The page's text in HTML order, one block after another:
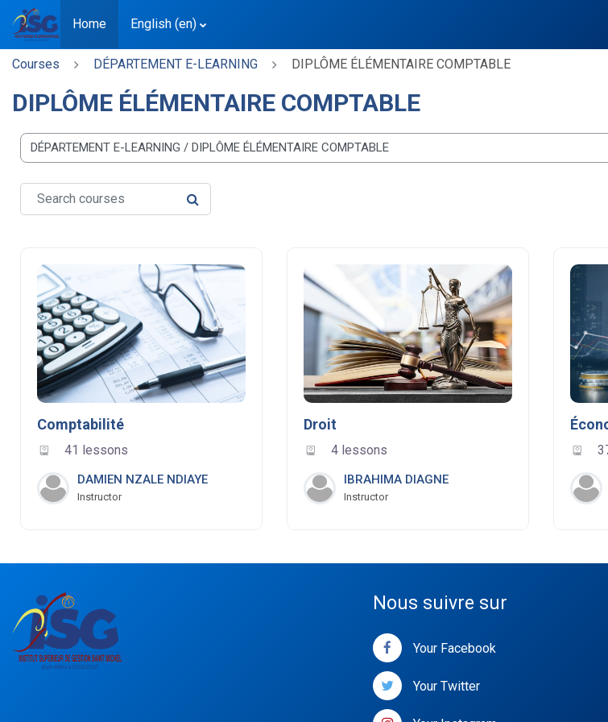
Skip to main content
Home English ‎(en)‎
Courses DÉPARTEMENT E-LEARNING DIPLÔME ÉLÉMENTAIRE COMPTABLE
DIPLÔME ÉLÉMENTAIRE COMPTABLE
categories
Search courses
SEARCH COURSES
Comptabilité
41 lessons
DAMIEN NZALE NDIAYE
Instructor
Droit
4 lessons
IBRAHIMA DIAGNE
Instructor
Nous suivre sur
Your Facebook
Your Twitter